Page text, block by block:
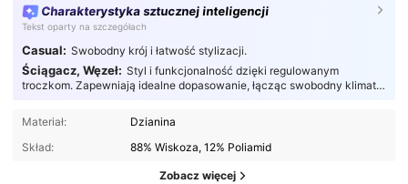
Charakterystyka sztucznej inteligencji
Tekst oparty na szczegółach
Casual: Swobodny krój i łatwość stylizacji.
Ściągacz, Węzeł: Styl i funkcjonalność dzięki regulowanym
troczkom. Zapewniają idealne dopasowanie, łącząc swobodny klimat z
Materiał:
Dzianina
Skład:
88% Wiskoza, 12% Poliamid
Zobacz więcej